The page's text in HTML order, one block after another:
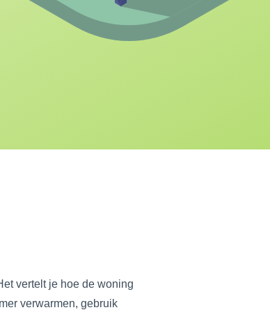
vertelt je hoe de woning
verwarmen, gebruik